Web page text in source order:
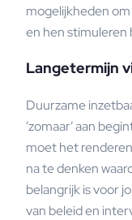
mogelijkheden
en hen stimuleren
Langetermijn
Duurzame
‘zomaar’ aan
moet het
na te denken
belangrijk is voor
van beleid en